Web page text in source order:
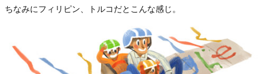
ちなみにフィリピン、トルコだとこんな感じ。